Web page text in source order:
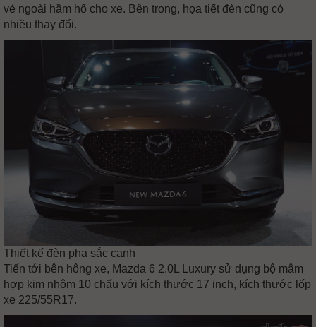
vẻ ngoài hầm hố cho xe. Bên trong, họa tiết đèn cũng có
nhiều thay đổi.
Thiết kế đèn pha sắc cạnh
Tiến tới bên hông xe, Mazda 6 2.0L Luxury sử dụng bộ mâm
hợp kim nhôm 10 chấu với kích thước 17 inch, kích thước lốp
xe 225/55R17.